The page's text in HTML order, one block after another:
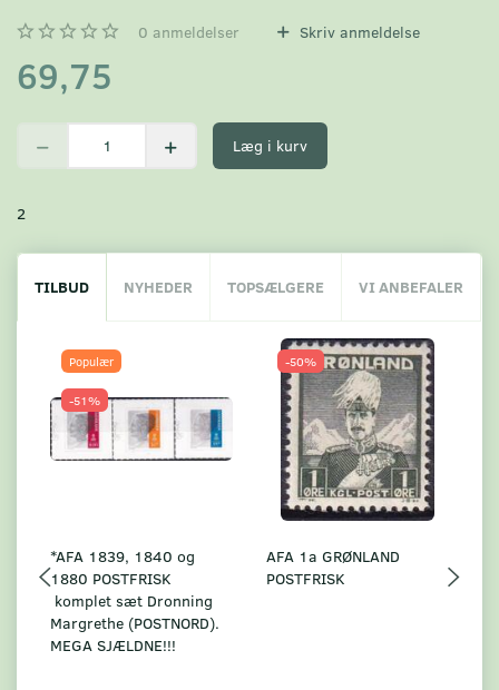
0 anmeldelser Skriv anmeldelse
69,75
Læg i kurv
2
TILBUD NYHEDER TOPSÆLGERE VI ANBEFALER
Populær
-51%
*AFA 1839, 1840 og
1880 POSTFRISK
komplet sæt Dronning
Margrethe (POSTNORD).
MEGA SJÆLDNE!!!
-50%
AFA 1a GRØNLAND
POSTFRISK